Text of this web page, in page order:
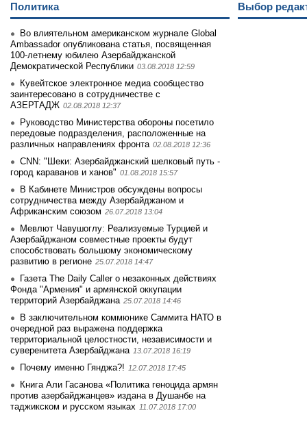
Политика
Во влиятельном американском журнале Global
Ambassador опубликована статья, посвященная
100-летнему юбилею Азербайджанской
Демократической Республики 03.08.2018 12:59
Кувейтское электронное медиа сообщество
заинтеpесовано в сотрудничестве с
АЗЕРТАДЖ 02.08.2018 12:37
Руководство Министерства обороны посетило
передовые подразделения, расположенные на
различных направлениях фронта 02.08.2018 12:36
CNN: "Шеки: Азербайджанский шелковый путь -
город караванов и ханов" 01.08.2018 15:57
В Кабинете Министров обсуждены вопросы
сотрудничества между Азербайджаном и
Африканским союзом 26.07.2018 13:04
Мевлют Чавушоглу: Реализуемые Турцией и
Азербайджаном совместные проекты будут
способствовать большому экономическому
развитию в регионе 25.07.2018 14:47
Газета The Daily Caller о незаконных действиях
Фонда "Армения" и армянской оккупации
территорий Азербайджана 25.07.2018 14:46
В заключительном коммюнике Саммита НАТО в
очередной раз выражена поддержка
территориальной целостности, независимости и
суверенитета Азербайджана 13.07.2018 16:19
Почему именно Гянджа?! 12.07.2018 17:45
Книга Али Гасанова «Политика геноцида армян
против азербайджанцев» издана в Душанбе на
таджикском и русском языках 11.07.2018 17:00
Выбор